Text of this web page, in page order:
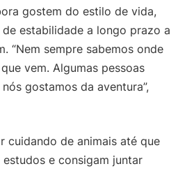
gostem do estilo de vida,
estabilidade a longo prazo a
“Nem sempre sabemos onde
vem. Algumas pessoas
gostamos da aventura”,
cuidando de animais até que
estudos e consigam juntar